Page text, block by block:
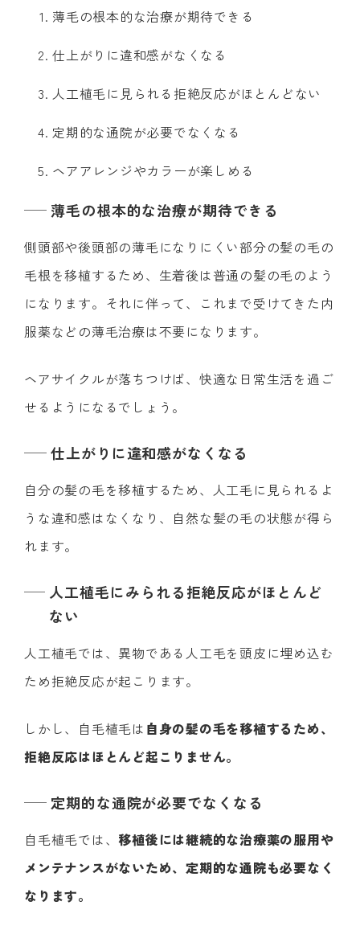
薄毛の根本的な治療が期待できる
仕上がりに違和感がなくなる
人工植毛に見られる拒絶反応がほとんどない
定期的な通院が必要でなくなる
ヘアアレンジやカラーが楽しめる
薄毛の根本的な治療が期待できる
側頭部や後頭部の薄毛になりにくい部分の髪の毛の
毛根を移植するため、生着後は普通の髪の毛のよう
になります。それに伴って、これまで受けてきた内
服薬などの薄毛治療は不要になります。
ヘアサイクルが落ちつけば、快適な日常生活を過ご
せるようになるでしょう。
仕上がりに違和感がなくなる
自分の髪の毛を移植するため、人工毛に見られるよ
うな違和感はなくなり、自然な髪の毛の状態が得ら
れます。
人工植毛にみられる拒絶反応がほとんど
ない
人工植毛では、異物である人工毛を頭皮に埋め込む
ため拒絶反応が起こります。
しかし、自毛植毛は 自身の髪の毛を移植するため、
拒絶反応はほとんど起こりません。
定期的な通院が必要でなくなる
自毛植毛では、移植後には継続的な治療薬の服用や
メンテナンスがないため、定期的な通院も必要なく
なります。